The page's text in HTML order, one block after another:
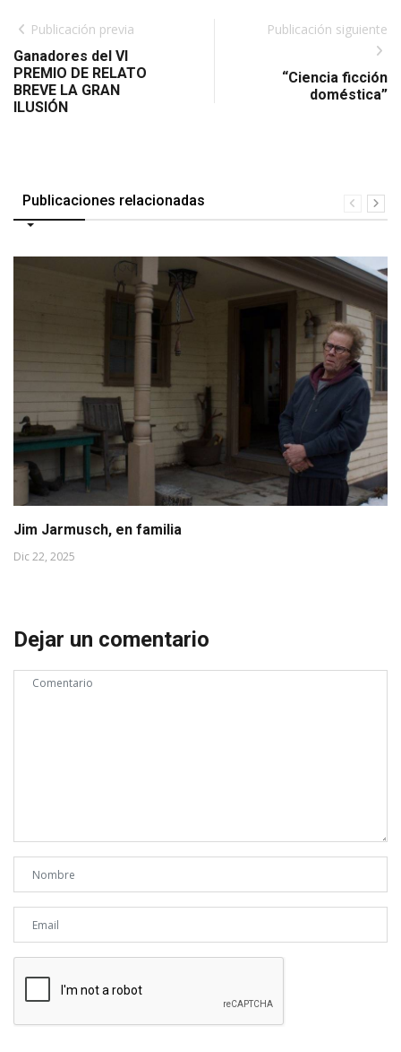
Publicación previa
Ganadores del VI
PREMIO DE RELATO
BREVE LA GRAN
ILUSIÓN
Publicación siguiente
“Ciencia ficción
doméstica”
Publicaciones relacionadas
Jim Jarmusch, en familia
Dic 22, 2025
Dejar un comentario